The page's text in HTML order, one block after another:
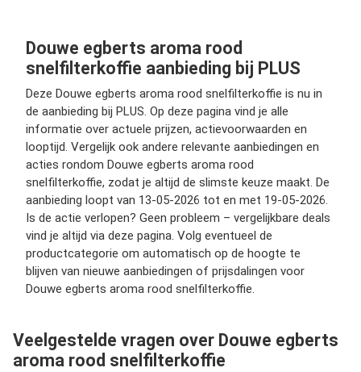
Douwe egberts aroma rood
snelfilterkoffie aanbieding bij PLUS
Deze Douwe egberts aroma rood snelfilterkoffie is nu in
de aanbieding bij PLUS. Op deze pagina vind je alle
informatie over actuele prijzen, actievoorwaarden en
looptijd. Vergelijk ook andere relevante aanbiedingen en
acties rondom Douwe egberts aroma rood
snelfilterkoffie, zodat je altijd de slimste keuze maakt. De
aanbieding loopt van 13-05-2026 tot en met 19-05-2026.
Is de actie verlopen? Geen probleem – vergelijkbare deals
vind je altijd via deze pagina. Volg eventueel de
productcategorie om automatisch op de hoogte te
blijven van nieuwe aanbiedingen of prijsdalingen voor
Douwe egberts aroma rood snelfilterkoffie.
Veelgestelde vragen over Douwe egberts
aroma rood snelfilterkoffie